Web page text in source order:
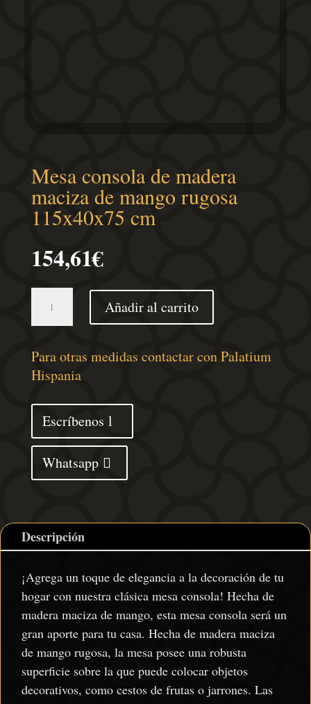
Mesa consola de madera
maciza de mango rugosa
115x40x75 cm
154,61€
consola
madera
maciza
mango
rugosa
115x40x75
cantidad
Añadir al carrito
Para otras medidas contactar con Palatium
Hispania
Escríbenos
Whatsapp
Descripción
¡Agrega un toque de elegancia a la decoración de tu
hogar con nuestra clásica mesa consola! Hecha de
madera maciza de mango, esta mesa consola será un
gran aporte para tu casa. Hecha de madera maciza
de mango rugosa, la mesa posee una robusta
superficie sobre la que puede colocar objetos
decorativos, como cestos de frutas o jarrones. Las